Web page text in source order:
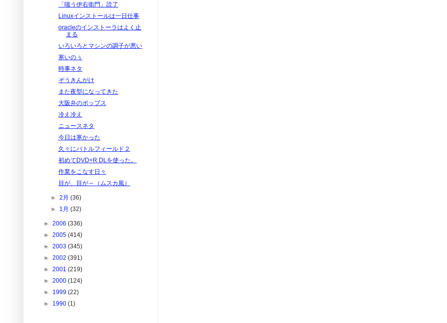
「嗤う伊右衛門」読了
Linuxインストールは一日仕事
oracleのインストーラはよく止
まる
いろいろとマシンの調子が悪い
寒いのぅ
時事ネタ
ぞうきんがけ
また夜型になってきた
大阪弁のポップス
冷え冷え
ニュースネタ
今日は寒かった
久々にバトルフィールド２
初めてDVD+R DLを使った。
作業をこなす日々
目が、目が～（ムスカ風）
►2月(36)
► 1月(32)
► 2006 (336)
► 2005 (414)
► 2003 (345)
► 2002 (391)
► 2001 (219)
► 2000 (124)
► 1999 (22)
► 1990 (1)